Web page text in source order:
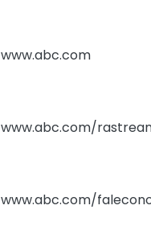
www.abc.com
www.abc.com/
www.abc.com/